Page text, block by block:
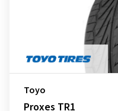
Toyo
Proxes TR1